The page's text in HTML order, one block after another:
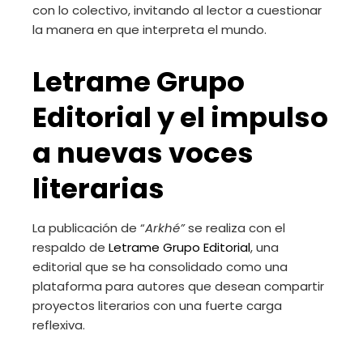
con lo colectivo, invitando al lector a cuestionar
la manera en que interpreta el mundo.
Letrame Grupo
Editorial y el impulso
a nuevas voces
literarias
La publicación de “Arkhé”se realiza con el
respaldo de Letrame Grupo Editorial, una
editorial que se ha consolidado como una
plataforma para autores que desean compartir
proyectos literarios con una fuerte carga
reflexiva.